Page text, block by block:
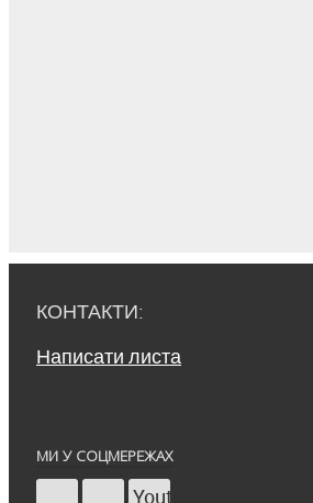
КОНТАКТИ:
Написати листа
МИ У СОЦМЕРЕЖАХ
Youtube